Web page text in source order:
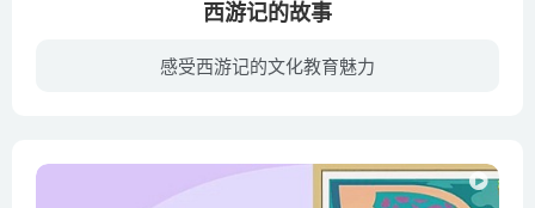
西游记的故事
感受西游记的文化教育魅力